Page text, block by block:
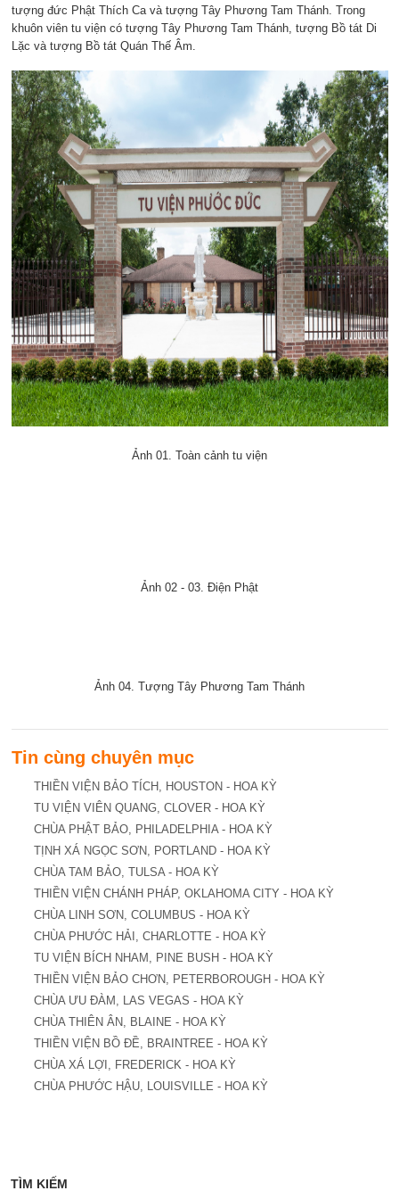
tượng đức Phật Thích Ca và tượng Tây Phương Tam Thánh. Trong
khuôn viên tu viện có tượng Tây Phương Tam Thánh, tượng Bồ tát Di
Lặc và tượng Bồ tát Quán Thế Âm.
Ảnh 01. Toàn cảnh tu viện
Ảnh 02 - 03. Điện Phật
Ảnh 04. Tượng Tây Phương Tam Thánh
Tin cùng chuyên mục
THIỀN VIỆN BẢO TÍCH, HOUSTON - HOA KỲ
TU VIỆN VIÊN QUANG, CLOVER - HOA KỲ
CHÙA PHẬT BẢO, PHILADELPHIA - HOA KỲ
TỊNH XÁ NGỌC SƠN, PORTLAND - HOA KỲ
CHÙA TAM BẢO, TULSA - HOA KỲ
THIỀN VIỆN CHÁNH PHÁP, OKLAHOMA CITY - HOA KỲ
CHÙA LINH SƠN, COLUMBUS - HOA KỲ
CHÙA PHƯỚC HẢI, CHARLOTTE - HOA KỲ
TU VIỆN BÍCH NHAM, PINE BUSH - HOA KỲ
THIỀN VIỆN BẢO CHƠN, PETERBOROUGH - HOA KỲ
CHÙA ƯU ĐÀM, LAS VEGAS - HOA KỲ
CHÙA THIÊN ÂN, BLAINE - HOA KỲ
THIỀN VIỆN BỒ ĐỀ, BRAINTREE - HOA KỲ
CHÙA XÁ LỢI, FREDERICK - HOA KỲ
CHÙA PHƯỚC HẬU, LOUISVILLE - HOA KỲ
TÌM KIẾM